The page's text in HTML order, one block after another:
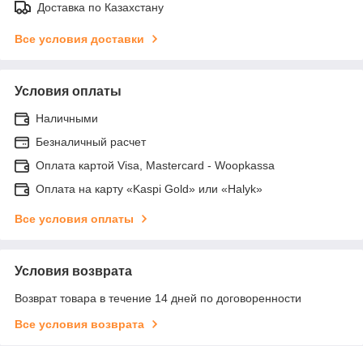
Доставка по Казахстану
Все условия доставки
Условия оплаты
Наличными
Безналичный расчет
Оплата картой Visa, Mastercard - Woopkassa
Оплата на карту «Kaspi Gold» или «Halyk»
Все условия оплаты
Условия возврата
Возврат товара в течение 14 дней по договоренности
Все условия возврата